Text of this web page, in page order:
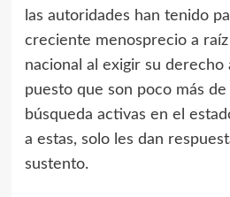
las autoridades han tenido
creciente menosprecio a
nacional al exigir su derecho
puesto que son poco más
búsqueda activas en el
a estas, solo les dan
sustento.